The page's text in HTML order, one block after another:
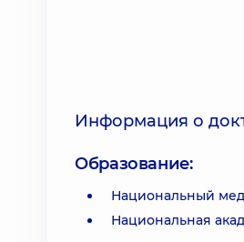
Информация о
Образование:
Национальный
Национальная